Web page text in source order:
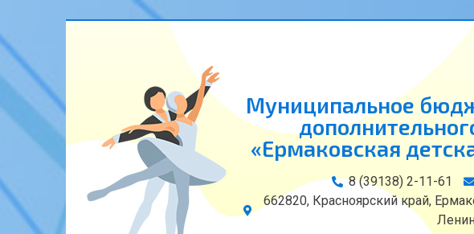
Муниципальное
«Ермаковская
8 (39138) 2-11-61
662820, Красноярский край,